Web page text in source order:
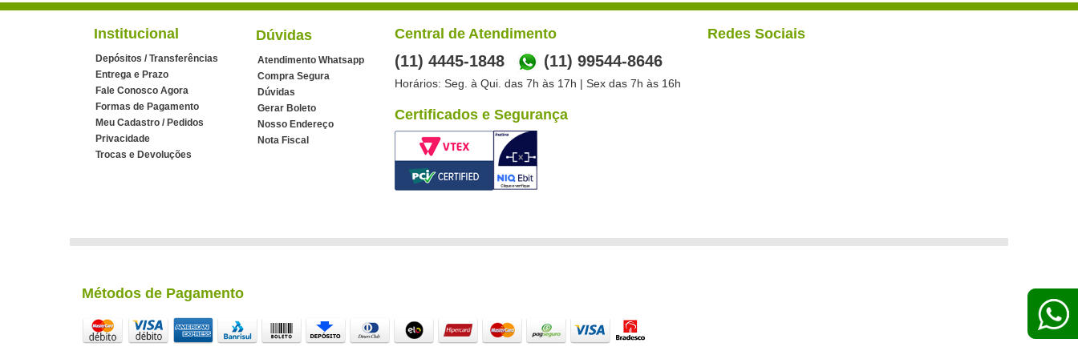
Institucional
Depósitos / Transferências
Entrega e Prazo
Fale Conosco Agora
Formas de Pagamento
Meu Cadastro / Pedidos
Privacidade
Trocas e Devoluções
Dúvidas
Atendimento Whatsapp
Compra Segura
Dúvidas
Gerar Boleto
Nosso Endereço
Nota Fiscal
Central de Atendimento
(11) 4445-1848 (11) 99544-8646
Horários: Seg. à Qui. das 7h às 17h | Sex das 7h às 16h
Certificados e Segurança
Redes Sociais
Métodos de Pagamento